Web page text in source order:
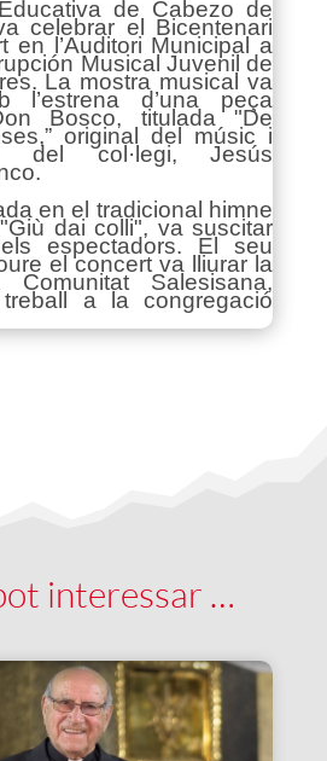
de Cabezo de
celebrar el Bicentenari
en l’Auditori Municipal a
Musical Juvenil de
La mostra musical va
l’estrena d’una peça
Bosco, titulada "De
original del músic i
del col·legi, Jesús
en el tradicional himne
dai colli", va suscitar
espectadors. El seu
el concert va lliurar la
Salesisana,
a la congregació
interessar …